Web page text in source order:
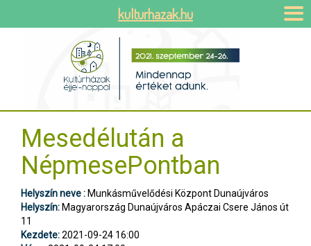
Mesedélután a
NépmesePontban
Helyszín neve : Munkásművelődési Központ Dunaújváros
Helyszín: Magyarország Dunaújváros Apáczai Csere János út
11
Kezdete:2021-09-24 16:00
kulturhazak.hu